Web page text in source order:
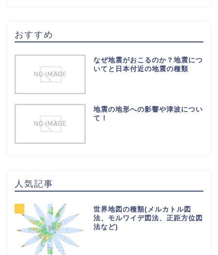
おすすめ
なぜ地震がおこるのか？地震につ
いてと日本付近の地震の種類
地震の地形への影響や津波につい
て！
人気記事
1
世界地図の種類(メルカトル図
法、モルワイデ図法、正距方位図
法など)